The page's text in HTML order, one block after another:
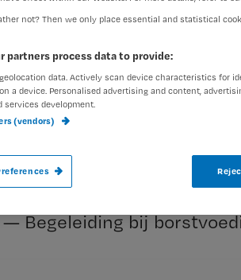
Auteur:
— Oog voor de
— Begeleiding bij
not? Then we only place essential and statistical
partners process data to provide:
data. Actively scan device characteristics for
a device. Personalised advertising and content,
services development.
(vendors)